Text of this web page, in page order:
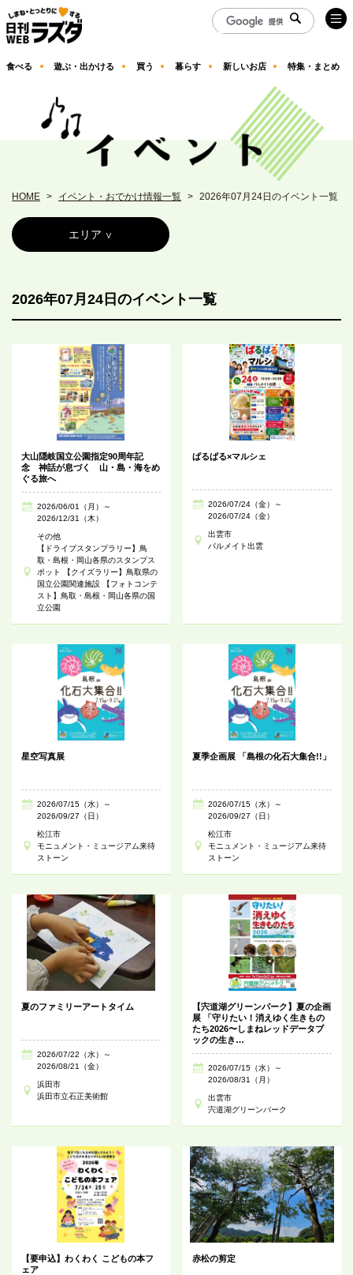
食べる 遊ぶ・出かける 買う 暮らす 新しいお店 特集・まとめ
HOME イベント・おでかけ情報一覧 2026年07月24日のイベント一覧
エリア
2026年07月24日のイベント一覧
大山隠岐国立公園指定90周年記
念 神話が息づく 山・島・海をめ
ぐる旅へ
2026/06/01（月）～
2026/12/31（木）
その他
【ドライブスタンプラリー】鳥
取・島根・岡山各県のスタンプス
ポット 【クイズラリー】鳥取県の
国立公園関連施設 【フォトコンテ
スト】鳥取・島根・岡山各県の国
立公園
ぱるぱる×マルシェ
2026/07/24（金）～
2026/07/24（金）
出雲市
パルメイト出雲
星空写真展
2026/07/15（水）～
2026/09/27（日）
松江市
モニュメント・ミュージアム来待
ストーン
夏季企画展 「島根の化石大集合!!」
2026/07/15（水）～
2026/09/27（日）
松江市
モニュメント・ミュージアム来待
ストーン
夏のファミリーアートタイム
2026/07/22（水）～
2026/08/21（金）
浜田市
浜田市立石正美術館
【宍道湖グリーンパーク】夏の企画
展 「守りたい！消えゆく生きもの
たち2026〜しまねレッドデータブ
ックの生き…
2026/07/15（水）～
2026/08/31（月）
出雲市
宍道湖グリーンパーク
【要申込】わくわく こどもの本フ
ェア
赤松の剪定